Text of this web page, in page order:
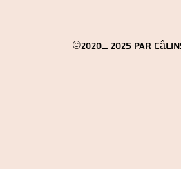
©2020_ 2025 par